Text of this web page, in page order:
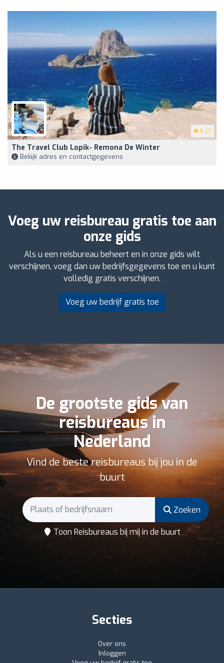
5 (2)
The Travel Club Lopik- Remona De Winter
Bekijk adres en contactgegevens
Voeg uw reisbureau gratis toe aan
onze gids
Als u een reisbureau beheert en in onze gids wilt
verschijnen, voeg dan uw bedrijfsgegevens toe en u kunt
volledig gratis verschijnen.
Voeg uw bedrijf gratis toe
De grootste gids van
reisbureaus in
Nederland
Vind de beste reisbureaus bij jou in de
buurt
Zoeken
Toon Reisbureaus bij mij in de buurt
Secties
Over ons
Inloggen